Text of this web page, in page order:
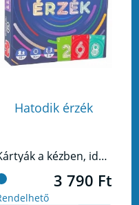
Hatodik érzék
Kártyák a kézben, ideje elővenned a hatodik érzékedet! Jósold meg, hány kört tudsz elvinni a kártyáid alapján.
3 790 Ft